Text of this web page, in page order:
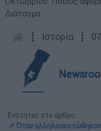
Διάταγμα
┋ Ιστορία ┋
Ενότητες στο άρθρο:
📌 Όταν